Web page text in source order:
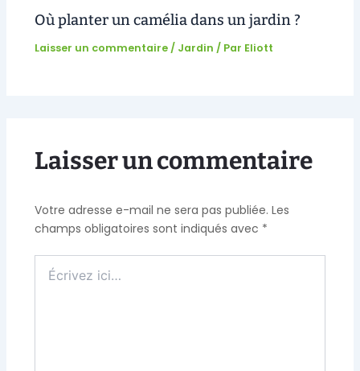
Où planter un camélia dans un jardin ?
Laisser un commentaire / Jardin / Par Eliott
Laisser un commentaire
Votre adresse e-mail ne sera pas publiée. Les
champs obligatoires sont indiqués avec *
ici…